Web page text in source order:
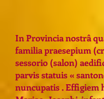
In Provincia nostrâ
familia praesepium
sessorio (salon)
parvis statuis «
nuncupatis . Effigiem